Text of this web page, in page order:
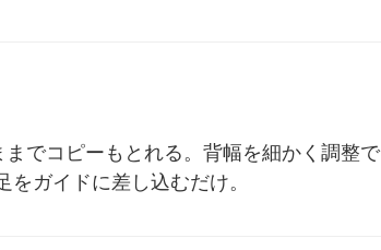
でコピーもとれる。背幅を細かく調整で
ガイドに差し込むだけ。